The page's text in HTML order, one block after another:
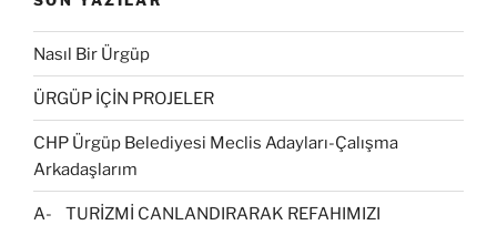
Nasıl Bir Ürgüp
ÜRGÜP İÇİN PROJELER
CHP Ürgüp Belediyesi Meclis Adayları-Çalışma
Arkadaşlarım
A- TURİZMİ CANLANDIRARAK REFAHIMIZI